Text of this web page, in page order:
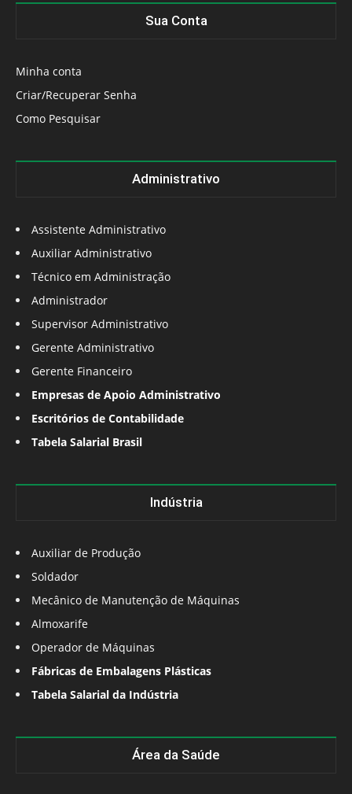
Sua Conta
Minha conta
Criar/Recuperar Senha
Como Pesquisar
Administrativo
Assistente Administrativo
Auxiliar Administrativo
Técnico em Administração
Administrador
Supervisor Administrativo
Gerente Administrativo
Gerente Financeiro
Empresas de Apoio Administrativo
Escritórios de Contabilidade
Tabela Salarial Brasil
Indústria
Auxiliar de Produção
Soldador
Mecânico de Manutenção de Máquinas
Almoxarife
Operador de Máquinas
Fábricas de Embalagens Plásticas
Tabela Salarial da Indústria
Área da Saúde